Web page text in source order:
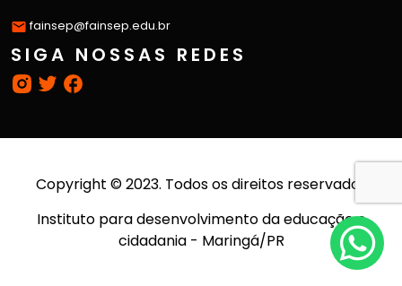
fainsep@fainsep.edu.br
SIGA NOSSAS REDES
Copyright © 2023. Todos os direitos reservados
Instituto para desenvolvimento da educação e
cidadania - Maringá/PR